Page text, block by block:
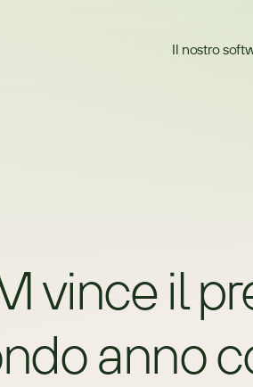
Il nostro
vince il
anno